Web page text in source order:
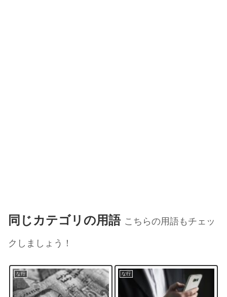
同じカテゴリの用語 こちらの用語もチェッ
クしましょう！
な行 な行